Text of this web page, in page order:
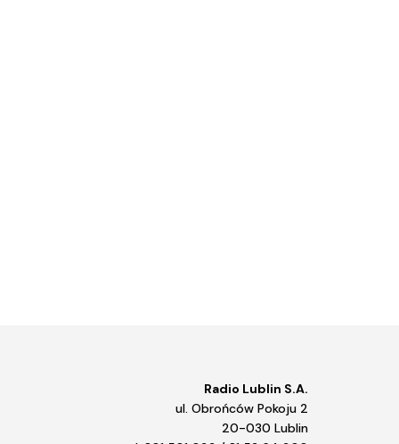
Radio Lublin S.A.
ul. Obrońców Pokoju 2
20-030 Lublin